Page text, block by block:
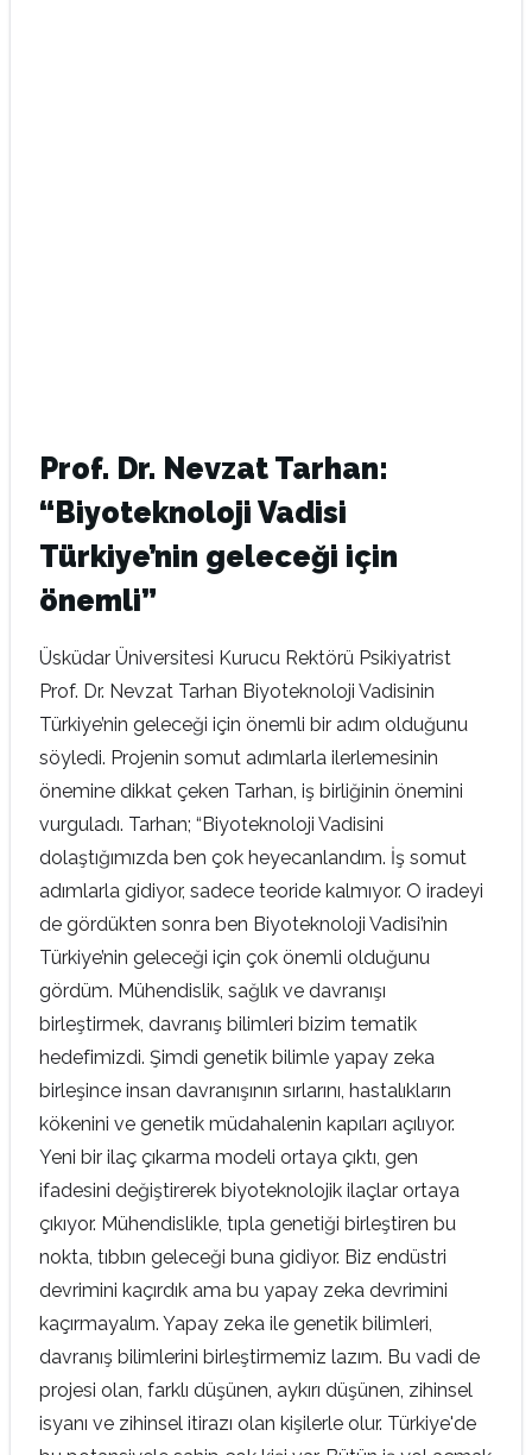
Prof. Dr. Nevzat Tarhan:
“Biyoteknoloji Vadisi
Türkiye’nin geleceği için
önemli”
Üsküdar Üniversitesi Kurucu Rektörü Psikiyatrist
Prof. Dr. Nevzat Tarhan Biyoteknoloji Vadisinin
Türkiye’nin geleceği için önemli bir adım olduğunu
söyledi. Projenin somut adımlarla ilerlemesinin
önemine dikkat çeken Tarhan, iş birliğinin önemini
vurguladı. Tarhan; “Biyoteknoloji Vadisini
dolaştığımızda ben çok heyecanlandım. İş somut
adımlarla gidiyor, sadece teoride kalmıyor. O iradeyi
de gördükten sonra ben Biyoteknoloji Vadisi’nin
Türkiye’nin geleceği için çok önemli olduğunu
gördüm. Mühendislik, sağlık ve davranışı
birleştirmek, davranış bilimleri bizim tematik
hedefimizdi. Şimdi genetik bilimle yapay zeka
birleşince insan davranışının sırlarını, hastalıkların
kökenini ve genetik müdahalenin kapıları açılıyor.
Yeni bir ilaç çıkarma modeli ortaya çıktı, gen
ifadesini değiştirerek biyoteknolojik ilaçlar ortaya
çıkıyor. Mühendislikle, tıpla genetiği birleştiren bu
nokta, tıbbın geleceği buna gidiyor. Biz endüstri
devrimini kaçırdık ama bu yapay zeka devrimini
kaçırmayalım. Yapay zeka ile genetik bilimleri,
davranış bilimlerini birleştirmemiz lazım. Bu vadi de
projesi olan, farklı düşünen, aykırı düşünen, zihinsel
isyanı ve zihinsel itirazı olan kişilerle olur. Türkiye'de